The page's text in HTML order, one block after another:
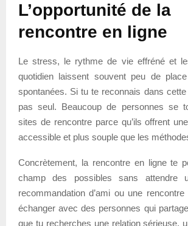
L’opportunité de la
rencontre en ligne
Le stress, le rythme de vie effréné et
quotidien laissent souvent peu de
spontanées. Si tu te reconnais dans cette
pas seul. Beaucoup de personnes se
sites de rencontre parce qu’ils offrent
accessible et plus souple que les
Concrètement, la rencontre en ligne te
champ des possibles sans attendre
recommandation d’ami ou une
échanger avec des personnes qui
que tu recherches une relation sérieuse,